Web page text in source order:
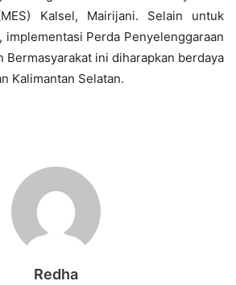
Kalsel, Mairijani. Selain untuk
implementasi Perda Penyelenggaraan
Bermasyarakat ini diharapkan berdaya
Kalimantan Selatan.
Redha